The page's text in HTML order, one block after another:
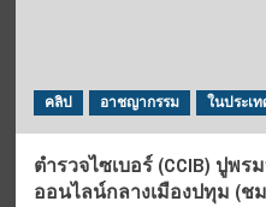
คลิป อาชญากรรม ในประเ
ตำรวจไซเบอร์ (CCIB) ปูพ
ออนไลน์กลางเมืองปทุม (ช